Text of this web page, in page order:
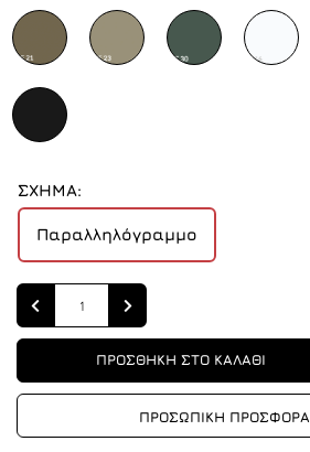
ΣΧΗΜΑ:
Παραλληλόγραμμο
Quantity
ΠΡΟΣΘΗΚΗ ΣΤΟ ΚΑΛΑΘΙ
ΠΡΟΣΩΠΙΚΗ ΠΡΟΣΦΟΡΑ